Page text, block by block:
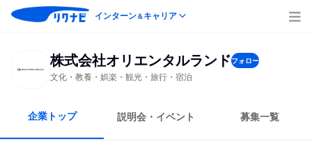
インターン＆キャリア
株式会社オリエンタルランドフォロー
文化・教養・娯楽・観光・旅行・宿泊
企業トップ 説明会・イベント 募集一覧